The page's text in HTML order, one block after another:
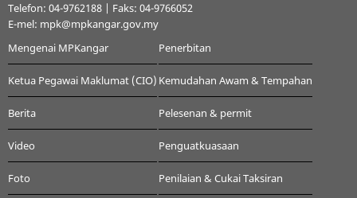
Telefon: 04-9762188 | Faks: 04-9766052
E-mel: mpk@mpkangar.gov.my
Mengenai MPKangar
Ketua Pegawai Maklumat (CIO)
Berita
Video
Foto
Penerbitan
Kemudahan Awam & Tempahan
Pelesenan & permit
Penguatkuasaan
Penilaian & Cukai Taksiran